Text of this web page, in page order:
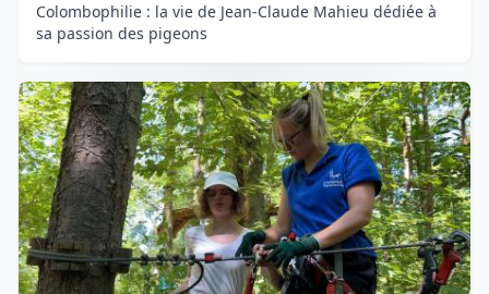
Colombophilie : la vie de Jean-Claude Mahieu dédiée à
sa passion des pigeons